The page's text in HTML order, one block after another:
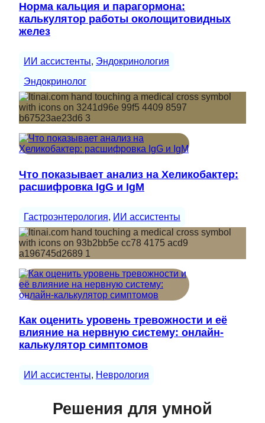
Норма кальция и парагормона:
калькулятор работы околощитовидных
желез
ИИ ассистенты, Эндокринология
Эндокринолог
Что показывает анализ на Хеликобактер:
расшифровка IgG и IgM
Гастроэнтерология, ИИ ассистенты
Как оценить уровень тревожности и её
влияние на нервную систему: онлайн-
калькулятор симптомов
ИИ ассистенты, Неврология
Решения для умной